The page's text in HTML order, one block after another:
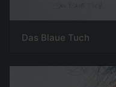
Das Blaue Tuch